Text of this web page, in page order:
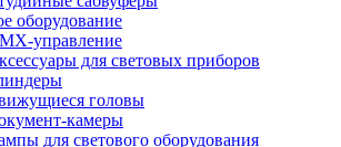
оборудование
управление
для световых приборов
головы
камеры
для светового оборудования